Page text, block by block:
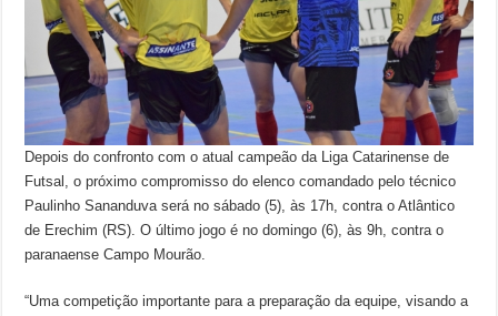
Depois do confronto com o atual campeão da Liga Catarinense de
Futsal, o próximo compromisso do elenco comandado pelo técnico
Paulinho Sananduva será no sábado (5), às 17h, contra o Atlântico
de Erechim (RS). O último jogo é no domingo (6), às 9h, contra o
paranaense Campo Mourão.
“Uma competição importante para a preparação da equipe, visando a